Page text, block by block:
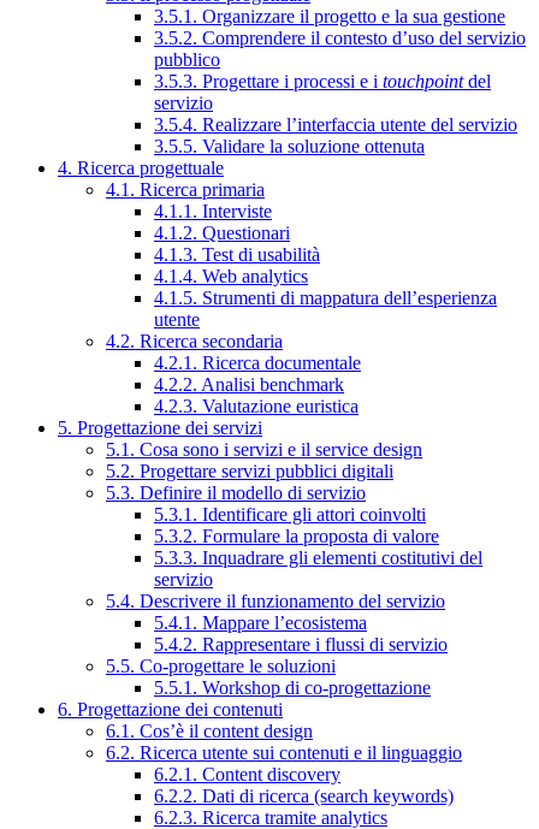
3.5.1. Organizzare il progetto e la sua gestione
3.5.2. Comprendere il contesto d’uso del servizio
pubblico
3.5.3. Progettare i processi e i touchpointdel
servizio
3.5.4. Realizzare l’interfaccia utente del servizio
3.5.5. Validare la soluzione ottenuta
4. Ricerca progettuale
4.1. Ricerca primaria
4.1.1. Interviste
4.1.2. Questionari
4.1.3. Test di usabilità
4.1.4. Web analytics
4.1.5. Strumenti di mappatura dell’esperienza
utente
4.2. Ricerca secondaria
4.2.1. Ricerca documentale
4.2.2. Analisi benchmark
4.2.3. Valutazione euristica
5. Progettazione dei servizi
5.1. Cosa sono i servizi e il service design
5.2. Progettare servizi pubblici digitali
5.3. Definire il modello di servizio
5.3.1. Identificare gli attori coinvolti
5.3.2. Formulare la proposta di valore
5.3.3. Inquadrare gli elementi costitutivi del
servizio
5.4. Descrivere il funzionamento del servizio
5.4.1. Mappare l’ecosistema
5.4.2. Rappresentare i flussi di servizio
5.5. Co-progettare le soluzioni
5.5.1. Workshop di co-progettazione
6. Progettazione dei contenuti
6.1. Cos’è il content design
6.2. Ricerca utente sui contenuti e il linguaggio
6.2.1. Content discovery
6.2.2. Dati di ricerca (search keywords)
6.2.3. Ricerca tramite analytics